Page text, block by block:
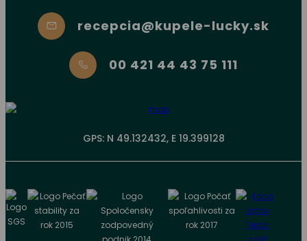
recepcia@kupele-lucky.sk
00 421 44 43 75 111
GPS: N 49.132432, E 19.399128